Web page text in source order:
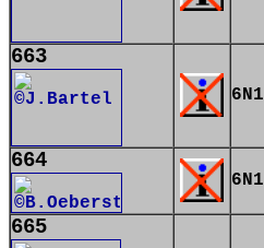
663
6N1
664
6N1
665